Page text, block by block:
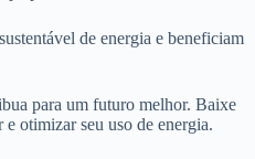
de energia e beneficiam
para um futuro melhor. Baixe
otimizar seu uso de energia.